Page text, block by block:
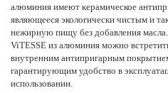
алюминия имеют керамическое
являющееся экологически чистым и
нежирную пищу без добавления
ViTESSE из алюминия можно
внутренним антипригарным
гарантирующим удобство в
использовании.